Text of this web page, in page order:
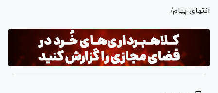
انتهای پیام/